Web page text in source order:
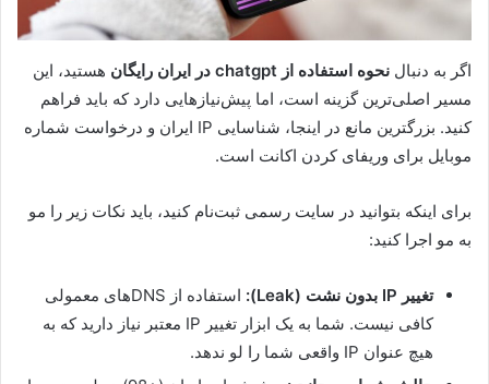
اگر به دنبال نحوه استفاده از chatgpt در ایران رایگان
هستید، این
مسیر اصلی‌ترین گزینه است، اما پیش‌نیازهایی دارد که باید فراهم
کنید. بزرگترین مانع در اینجا، شناسایی IP ایران و درخواست شماره
موبایل برای وریفای کردن اکانت است.
برای اینکه بتوانید در سایت رسمی ثبت‌نام کنید، باید نکات زیر را مو
به مو اجرا کنید:
تغییر IP بدون نشت (Leak):
استفاده از DNSهای معمولی
کافی نیست. شما به یک ابزار تغییر IP معتبر نیاز دارید که به
هیچ عنوان IP واقعی شما را لو ندهد.